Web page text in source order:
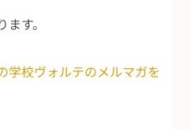
す。
校ヴォルテのメルマガを